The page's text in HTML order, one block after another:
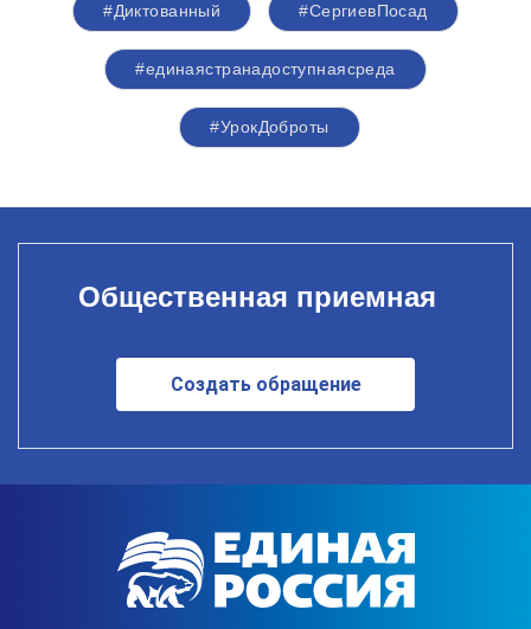
#Диктованный #СергиевПосад
#единаястранадоступнаясреда
#УрокДоброты
Общественная приемная
Создать обращение